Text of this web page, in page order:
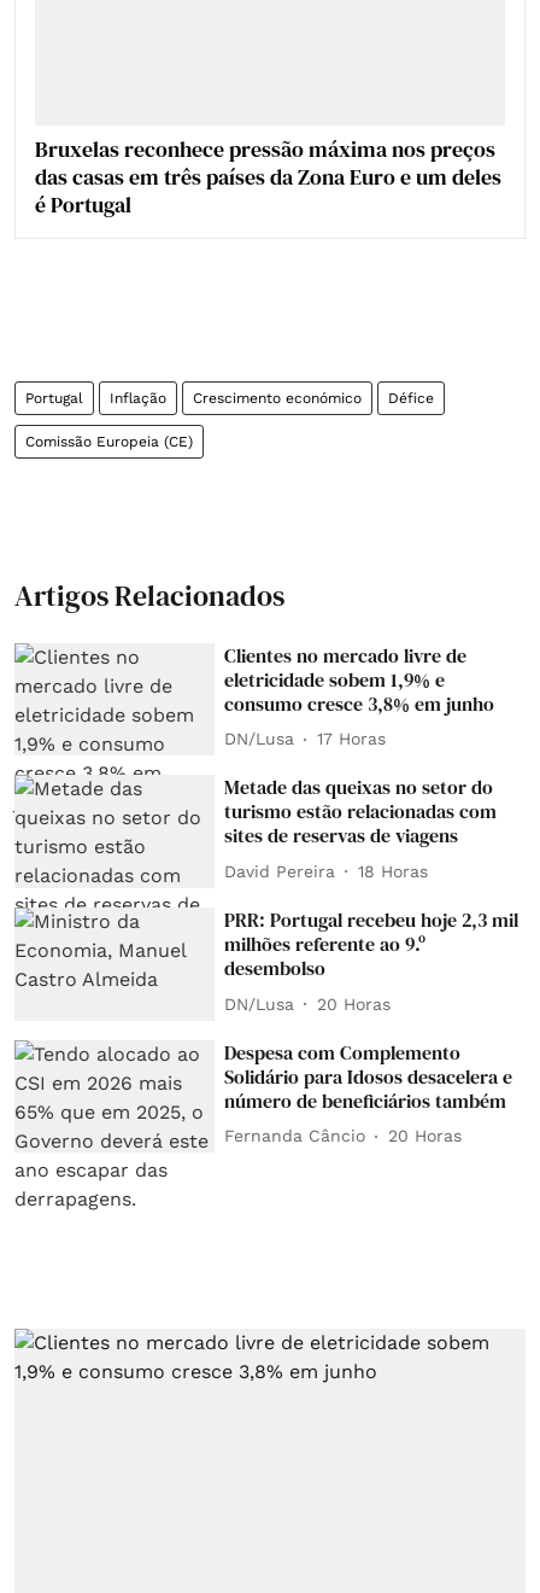
Bruxelas reconhece pressão máxima nos preços
das casas em três países da Zona Euro e um deles
é Portugal
Portugal Inflação Crescimento económico Défice
Comissão Europeia (CE)
Artigos Relacionados
Clientes no mercado livre de
eletricidade sobem 1,9% e
consumo cresce 3,8% em junho
DN/Lusa 17 Horas
Metade das queixas no setor do
turismo estão relacionadas com
sites de reservas de viagens
David Pereira 18 Horas
PRR: Portugal recebeu hoje 2,3 mil
milhões referente ao 9.º
desembolso
DN/Lusa 20 Horas
Despesa com Complemento
Solidário para Idosos desacelera e
número de beneficiários também
Fernanda Câncio 20 Horas